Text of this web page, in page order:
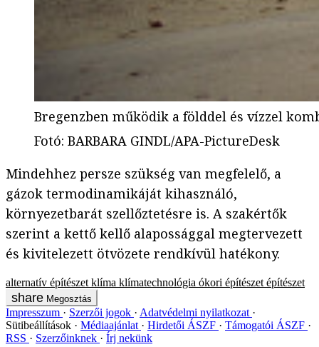
Bregenzben működik a földdel és vízzel
Fotó: BARBARA GINDL/APA-PictureDesk
Mindehhez persze szükség van megfelelő, a
gázok termodinamikáját kihasználó,
környezetbarát szellőztetésre is. A szakértők
szerint a kettő kellő alapossággal megtervezett
és kivitelezett ötvözete rendkívül hatékony.
alternatív építészet klíma klímatechnológia ókori építészet építészet
Megosztás
Impresszum Szerzői jogok
Adatvédelmi nyilatkozat
Sütibeállítások
Médiaajánlat Hirdetői ÁSZF
Támogatói ÁSZF
RSS
Szerzőinknek Írj nekünk